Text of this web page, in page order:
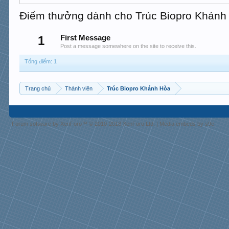
Điểm thưởng dành cho Trúc Biopro Khánh
1 First Message
Post a message somewhere on the site to receive this.
Tổng điểm: 1
Trang chủ Thành viên Trúc Biopro Khánh Hòa
Forum software by XenForo™ © 2010-2018 XenForo Ltd. | Media embeds by s9e